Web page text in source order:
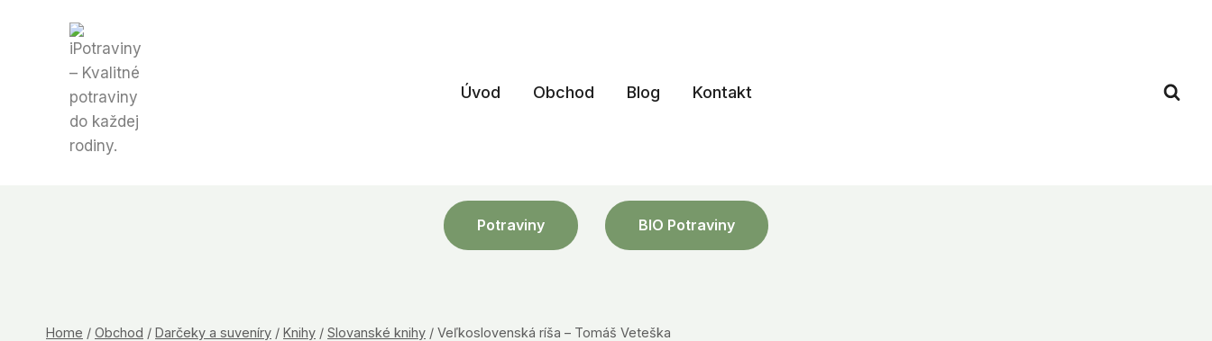
Úvod Obchod Blog Kontakt
Potraviny BIO Potraviny
Home / Obchod / Darčeky a suveníry / Knihy / Slovanské knihy / Veľkoslovenská ríša – Tomáš Veteška